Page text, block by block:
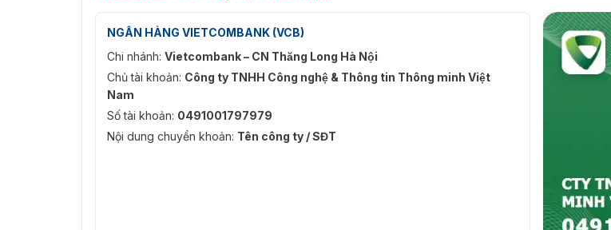
NGÂN HÀNG VIETCOMBANK (VCB)
Chi nhánh: Vietcombank – CN Thăng Long Hà Nội
Chủ tài khoản: Công ty TNHH Công nghệ & Thông tin Thông minh Việt
Nam
Số tài khoản: 0491001797979
Nội dung chuyển khoản: Tên công ty / SĐT